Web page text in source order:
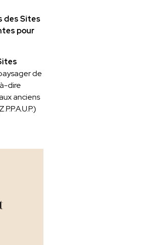
des Sites
pour
de
dire
anciens